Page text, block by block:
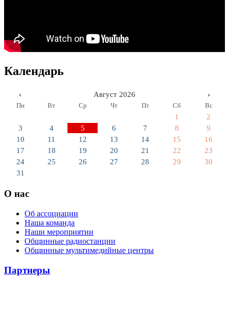
Календарь
‹ Август 2026 ›
Пн Вт Ср Чт Пт Сб Вс
1
2
3
4 5 6 7 8
9
10
11 12 13 14 15
16
17
18 19 20 21 22
23
24
25 26 27 28 29
30
31
О нас
Об ассоциации
Наша команда
Наши мероприятии
Общинные радиостанции
Общинные мультимедийные центры
Партнеры